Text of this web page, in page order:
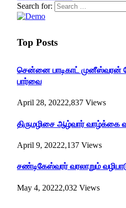
Search for:
Top Posts
சென்னை பாடிகாட் முனீஸ்வரன்
பார்வை
April 28, 20222,837 Views
திருமழிசை ஆழ்வார் வாழ்க்கை
April 9, 20222,137 Views
சண்டிகேஸ்வரர் வரலாறும்
May 4, 20222,032 Views